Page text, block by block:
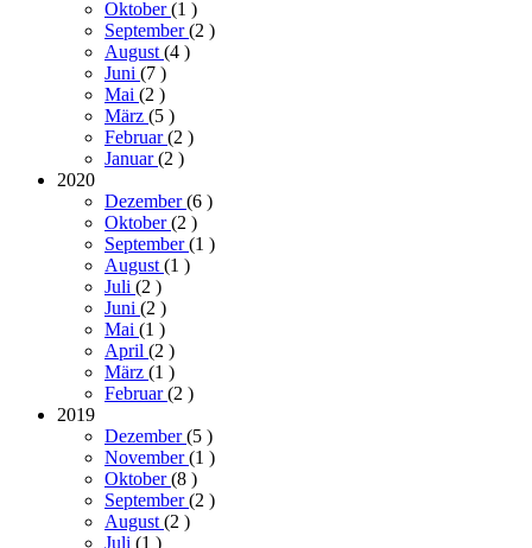
Oktober(1 )
September(2 )
August (4 )
Juni (7 )
Mai (2 )
März (5 )
Februar(2 )
Januar(2 )
2020
Dezember(6 )
Oktober(2 )
September(1 )
August (1 )
Juli (2 )
Juni (2 )
Mai (1 )
April (2 )
März (1 )
Februar(2 )
2019
Dezember(5 )
November(1 )
Oktober(8 )
September(2 )
August (2 )
Juli (1 )